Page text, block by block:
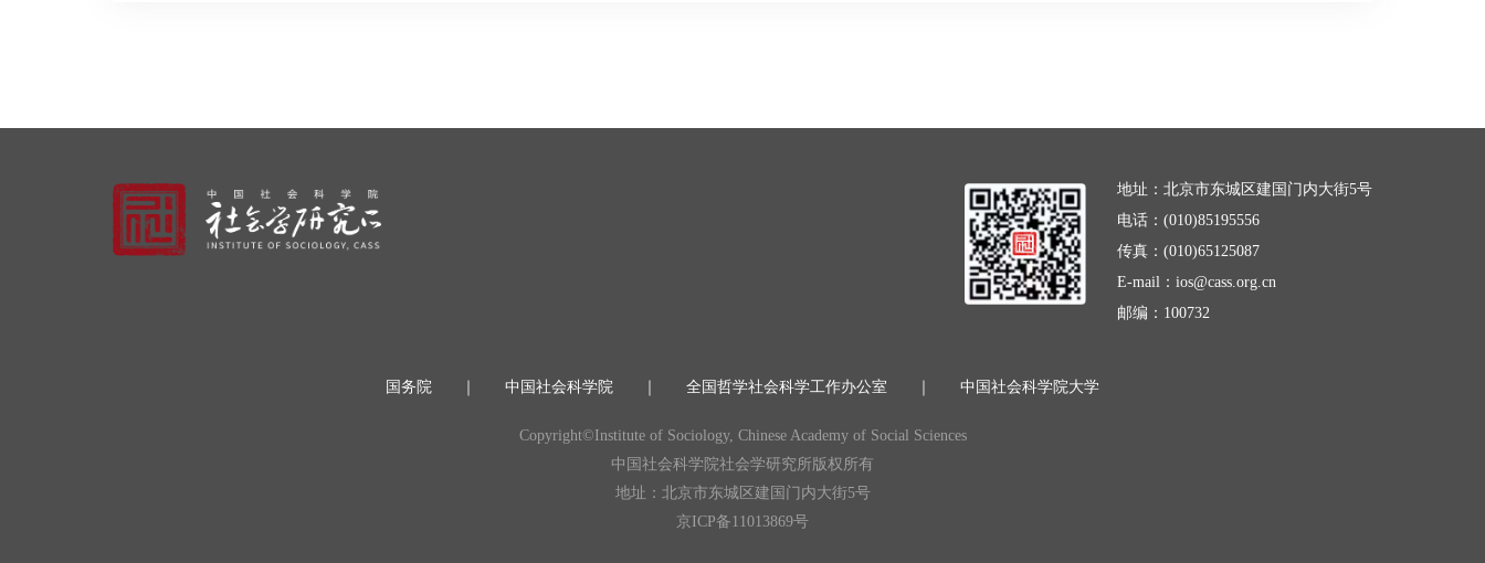
地址：北京市东城区建国门内大街5号
电话：(010)85195556
传真：(010)65125087
E-mail：ios@cass.org.cn
邮编：100732
国务院 中国社会科学院 全国哲学社会科学工作办公室 中国社会科学院大学
Copyright©Institute of Sociology, Chinese Academy of Social Sciences
中国社会科学院社会学研究所版权所有
地址：北京市东城区建国门内大街5号
京ICP备11013869号